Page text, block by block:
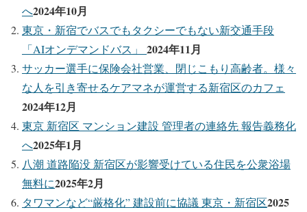
へ2024年10月
東京・新宿でバスでもタクシーでもない新交通手段
「AIオンデマンドバス」 2024年11月
サッカー選手に保険会社営業、閉じこもり高齢者。様々
な人を引き寄せるケアマネが運営する新宿区のカフェ
2024年12月
東京 新宿区 マンション建設 管理者の連絡先 報告義務化
へ2025年1月
八潮 道路陥没 新宿区が影響受けている住民を公衆浴場
無料に2025年2月
タワマンなど“厳格化” 建設前に協議 東京・新宿区2025